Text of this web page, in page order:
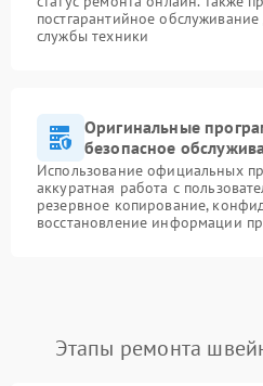
постгарантийное
службы техники
Оригинальные
безопасное
Использование официальных
аккуратная работа с
резервное копирование,
восстановление информации
Этапы ремонта